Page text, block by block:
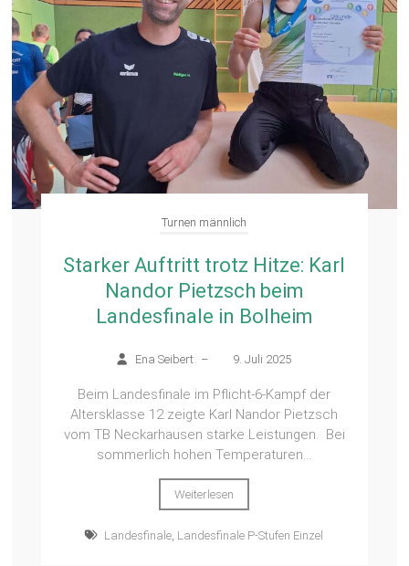
Turnen männlich
Starker Auftritt trotz Hitze: Karl
Nandor Pietzsch beim
Landesfinale in Bolheim
Ena Seibert – 9. Juli 2025
Beim Landesfinale im Pflicht-6-Kampf der
Altersklasse 12 zeigte Karl Nandor Pietzsch
vom TB Neckarhausen starke Leistungen. Bei
sommerlich hohen Temperaturen...
Weiterlesen
Landesfinale, Landesfinale P-Stufen Einzel